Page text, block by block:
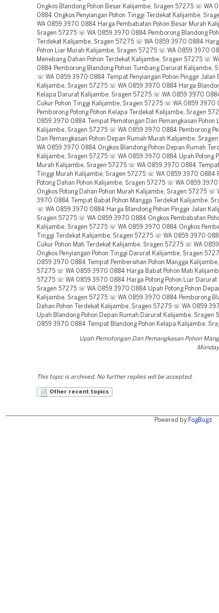
Ongkos Blandong Pohon Besar Kalijambe, Sragen 57275 ☏ WA
0884 Ongkos Penyiangan Pohon Tinggi Terdekat Kalijambe,
WA 0859 3970 0884 Harga Pembabatan Pohon Besar Murah
Sragen 57275 ☏ WA 0859 3970 0884 Pemborong Blandong
Terdekat Kalijambe, Sragen 57275 ☏ WA 0859 3970 0884
Pohon Liar Murah Kalijambe, Sragen 57275 ☏ WA 0859 3970
Menebang Dahan Pohon Terdekat Kalijambe, Sragen 57275 ☏
0884 Pemborong Blandong Pohon Tumbang Darurat Kalijambe,
☏ WA 0859 3970 0884 Tempat Penyiangan Pohon Pinggir Jalan
Kalijambe, Sragen 57275 ☏ WA 0859 3970 0884 Harga
Kelapa Darurat Kalijambe, Sragen 57275 ☏ WA 0859 3970
Cukur Pohon Tinggi Kalijambe, Sragen 57275 ☏ WA 0859 3970
Pemborong Potong Pohon Kelapa Terdekat Kalijambe, Sragen
0859 3970 0884 Tempat Pemotongan Dan Pemangkasan Pohon
Kalijambe, Sragen 57275 ☏ WA 0859 3970 0884 Pemborong
Dan Pemangkasan Pohon Depan Rumah Murah Kalijambe,
WA 0859 3970 0884 Ongkos Blandong Pohon Depan Rumah
Kalijambe, Sragen 57275 ☏ WA 0859 3970 0884 Upah Potong
Murah Kalijambe, Sragen 57275 ☏ WA 0859 3970 0884 Tempat
Tinggi Murah Kalijambe, Sragen 57275 ☏ WA 0859 3970 0884
Potong Dahan Pohon Kalijambe, Sragen 57275 ☏ WA 0859
Ongkos Potong Dahan Pohon Murah Kalijambe, Sragen 57275 ☏
3970 0884 Tempat Babat Pohon Mangga Terdekat Kalijambe,
☏ WA 0859 3970 0884 Harga Blandong Pohon Pinggir Jalan
Sragen 57275 ☏ WA 0859 3970 0884 Ongkos Pembabatan
Kalijambe, Sragen 57275 ☏ WA 0859 3970 0884 Ongkos
Tinggi Terdekat Kalijambe, Sragen 57275 ☏ WA 0859 3970
Cukur Pohon Mati Terdekat Kalijambe, Sragen 57275 ☏ WA
Ongkos Penyiangan Pohon Tinggi Darurat Kalijambe, Sragen
0859 3970 0884 Tempat Pembersihan Pohon Mangga
57275 ☏ WA 0859 3970 0884 Harga Babat Pohon Mati
57275 ☏ WA 0859 3970 0884 Harga Potong Pohon Liar Darurat
Sragen 57275 ☏ WA 0859 3970 0884 Upah Potong Pohon
Kalijambe, Sragen 57275 ☏ WA 0859 3970 0884 Pemborong
Dahan Pohon Terdekat Kalijambe, Sragen 57275 ☏ WA 0859
Upah Blandong Pohon Depan Rumah Darurat Kalijambe, Sragen
0859 3970 0884 Tempat Blandong Pohon Kelapa Kalijambe,
Upah Pemotongan Dan Pemangkasan Pohon
This topic is archived. No further replies will be accepted.
Other recent topics
Powered by FogBugz